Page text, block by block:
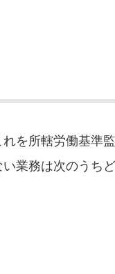
を所轄労働基準
業務は次のうちど